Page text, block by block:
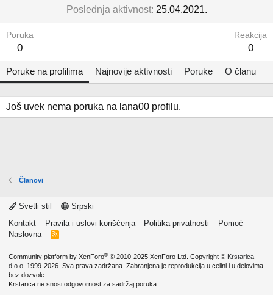
Poslednja aktivnost 25.04.2021.
Poruka
0
Reakcija
0
Poruke na profilima Najnovije aktivnosti Poruke O članu
Još uvek nema poruka na lana00 profilu.
Članovi
Svetli stil
Srpski
Kontakt
Pravila i uslovi korišćenja Politika privatnosti
Pomoć
Naslovna
R
Community platform by XenForo® © 2010-2025 XenForo Ltd. Copyright © Krstarica
d.o.o. 1999-2026. Sva prava zadržana. Zabranjena je reprodukcija u celini i u delovima
bez dozvole.
Krstarica ne snosi odgovornost za sadržaj poruka.